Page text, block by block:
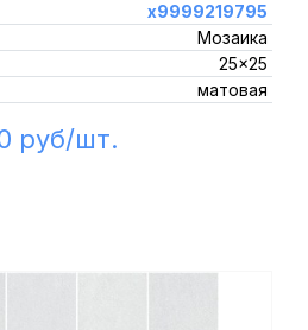
х9999219795
Мозаика
25x25
матовая
руб/шт.